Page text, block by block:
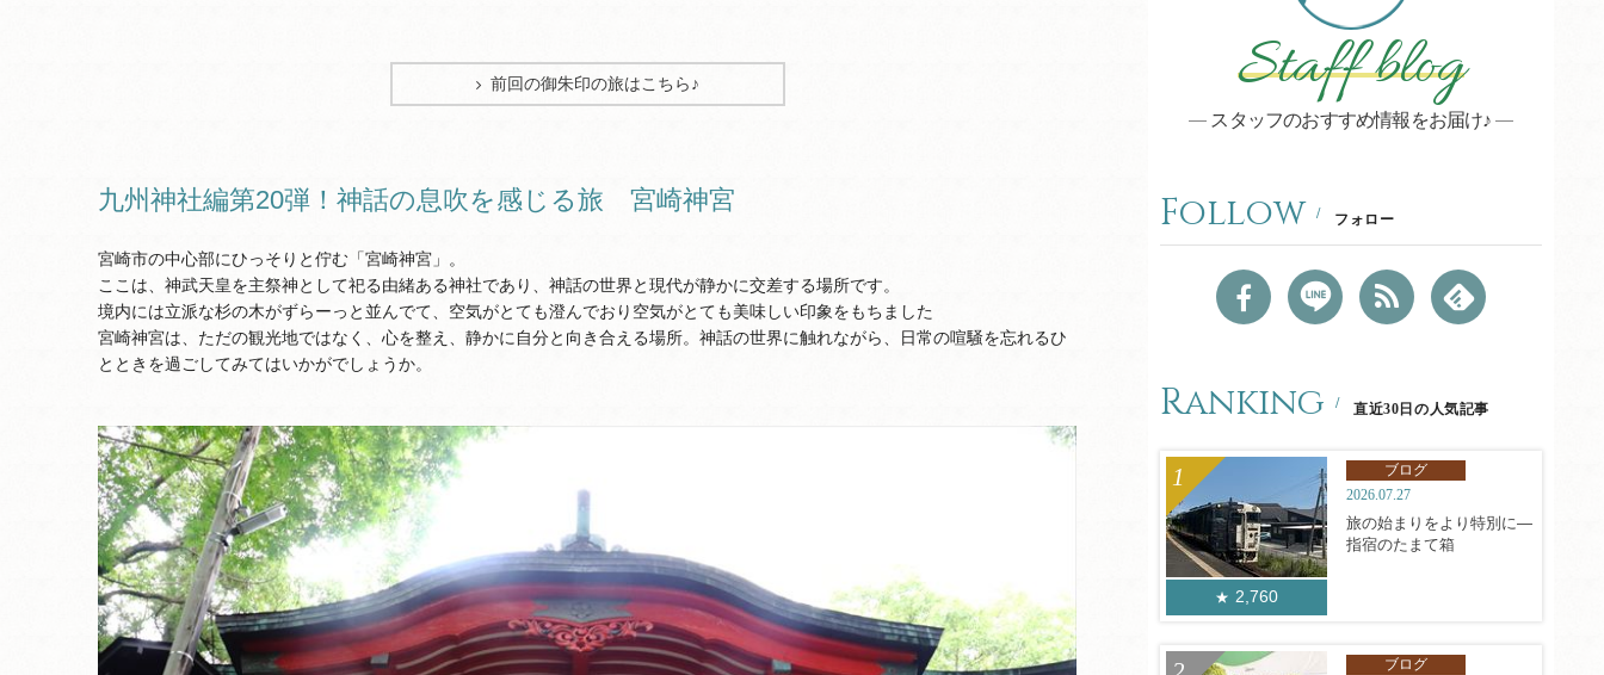
前回の御朱印の旅はこちら♪
九州神社編第20弾！神話の息吹を感じる旅 宮崎神宮
宮崎市の中心部にひっそりと佇む「宮崎神宮」。
ここは、神武天皇を主祭神として祀る由緒ある神社であり、神話の世界と現代が静かに交差する場所です。
境内には立派な杉の木がずらーっと並んでて、空気がとても澄んでおり空気がとても美味しい印象をもちました
宮崎神宮は、ただの観光地ではなく、心を整え、静かに自分と向き合える場所。神話の世界に触れながら、日常の喧騒を忘れるひ
とときを過ごしてみてはいかがでしょうか。
Staff blog
スタッフのおすすめ情報をお届け♪
Follow フォロー
Ranking 直近30日の人気記事
2,760
ブログ
2026.07.27
旅の始まりをより特別に―
指宿のたまて箱
ブログ